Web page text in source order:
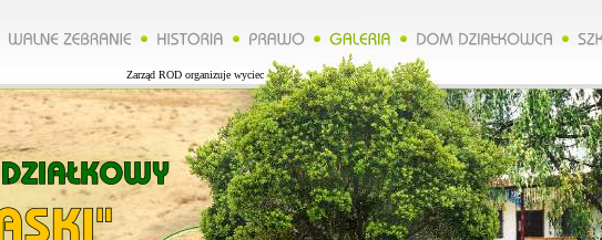
Zarząd ROD organizuje wycieczkę do Lublina więcej na naszej stronie.**********Zarząd ROD